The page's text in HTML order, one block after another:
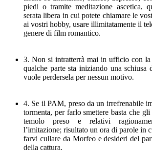
piedi o tramite meditazione ascetica,
serata libera in cui potete chiamare le
ai vostri hobby, usare illimitatamente il
genere di film romantico.
3. Non si intratterrà mai in ufficio con la
qualche parte sta iniziando una
vuole perdersela per nessun motivo.
4. Se il PAM, preso da un irrefrenabile
tormenta, per farlo smettere basta che
temolo preso e relativi
l’imitazione; risultato un ora di parole in
farvi cullare da Morfeo e desideri del
della cattura.